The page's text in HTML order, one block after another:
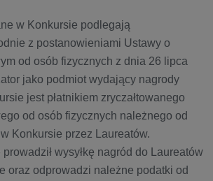
w Konkursie podlegają
z postanowieniami Ustawy o
od osób fizycznych z dnia 26 lipca
jako podmiot wydający nagrody
jest płatnikiem zryczałtowanego
od osób fizycznych należnego od
Konkursie przez Laureatów.
wysyłkę nagród do Laureatów
oraz odprowadzi należne podatki od